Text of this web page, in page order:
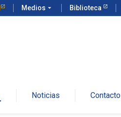
Medios arrow_drop_down Biblioteca
Noticias Contacto